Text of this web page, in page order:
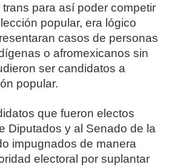
para así poder competir
popular, era lógico
casos de personas
o afromexicanos sin
ser candidatos a
popular.
que fueron electos
Diputados y al Senado de la
impugnados de manera
electoral por suplantar